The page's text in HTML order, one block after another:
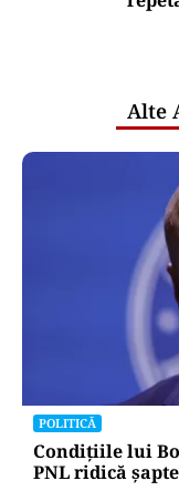
Alte
POLITICĂ
Condițiile lui
PNL ridică